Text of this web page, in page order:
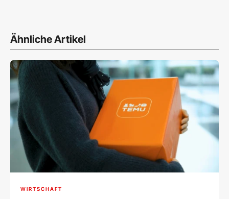
Ähnliche Artikel
WIRTSCHAFT